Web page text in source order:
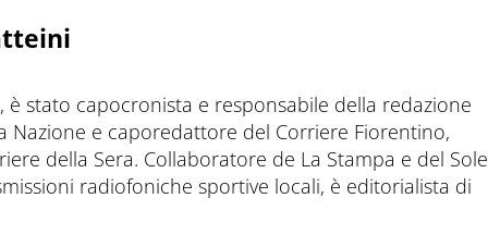
è stato capocronista e responsabile della redazione
Nazione e caporedattore del Corriere Fiorentino,
della Sera. Collaboratore de La Stampa e del Sole
radiofoniche sportive locali, è editorialista di